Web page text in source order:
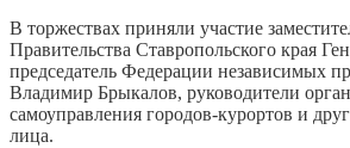
В торжествах приняли участие
Правительства Ставропольского края
председатель Федерации независимых
Владимир Брыкалов, руководители
самоуправления городов-курортов и
лица.